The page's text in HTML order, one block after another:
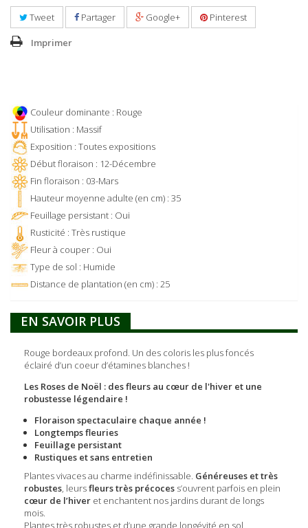
Tweet Partager Google+ Pinterest
Imprimer
Couleur dominante : Rouge
Utilisation : Massif
Exposition : Toutes expositions
Début floraison : 12-Décembre
Fin floraison : 03-Mars
Hauteur moyenne adulte (en cm) : 35
Feuillage persistant : Oui
Rusticité : Très rustique
Fleur à couper : Oui
Type de sol : Humide
Distance de plantation (en cm) : 25
EN SAVOIR PLUS
Rouge bordeaux profond. Un des coloris les plus foncés
éclairé d’un coeur d’étamines blanches !
Les Roses de Noël : des fleurs au cœur de l'hiver et une
robustesse légendaire !
Floraison spectaculaire chaque année !
Longtemps fleuries
Feuillage persistant
Rustiques et sans entretien
Plantes vivaces au charme indéfinissable. Généreuses et très
robustes, leursfleurs très précoces s’ouvrent parfois en plein
cœur de l’hiver et enchantent nos jardins durant de longs
mois.
Plantes très robustes et d’une grande longévité en sol